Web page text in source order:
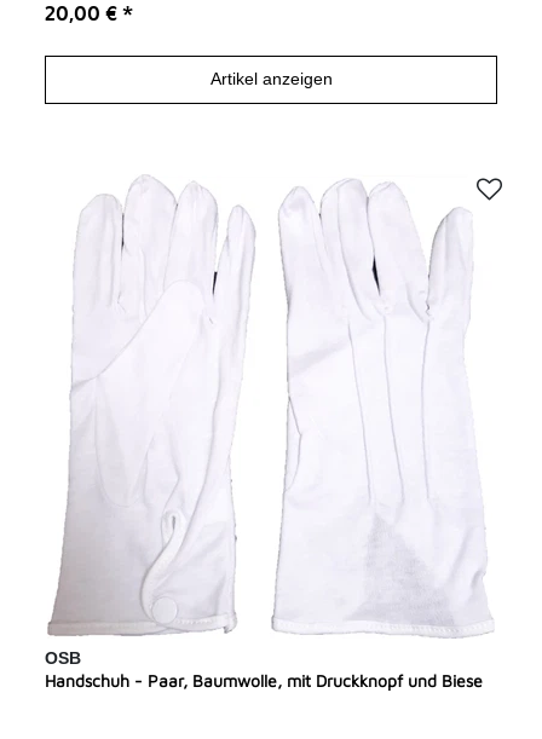
20,00 € *
Artikel anzeigen
OSB
Handschuh - Paar, Baumwolle, mit Druckknopf und Biese